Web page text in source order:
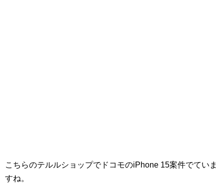
こちらのテルルショップでドコモのiPhone 15案件でていま
すね。